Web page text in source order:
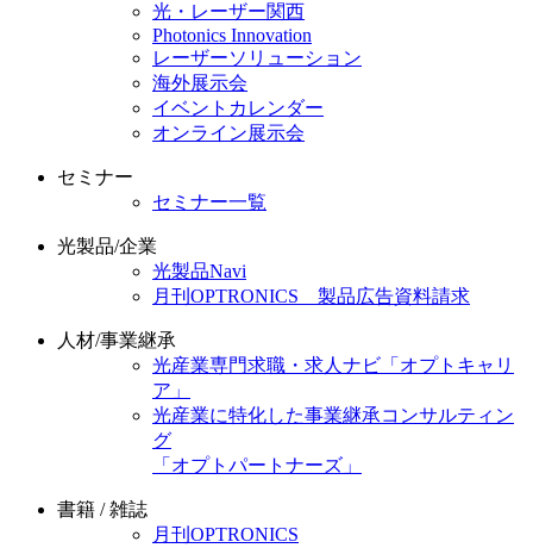
光・レーザー関西
Photonics Innovation
レーザーソリューション
海外展示会
イベントカレンダー
オンライン展示会
セミナー
セミナー一覧
光製品/企業
光製品Navi
月刊OPTRONICS 製品広告資料請求
人材/事業継承
光産業専門求職・求人ナビ「オプトキャリ
ア」
光産業に特化した事業継承コンサルティン
グ
「オプトパートナーズ」
書籍 / 雑誌
月刊OPTRONICS